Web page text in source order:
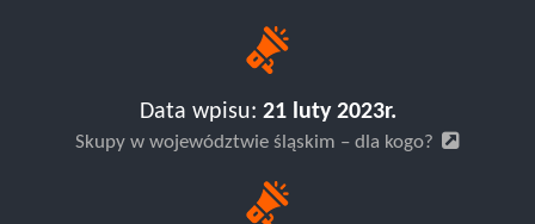
Data wpisu: 21 luty 2023r.
Skupy w województwie śląskim – dla kogo?